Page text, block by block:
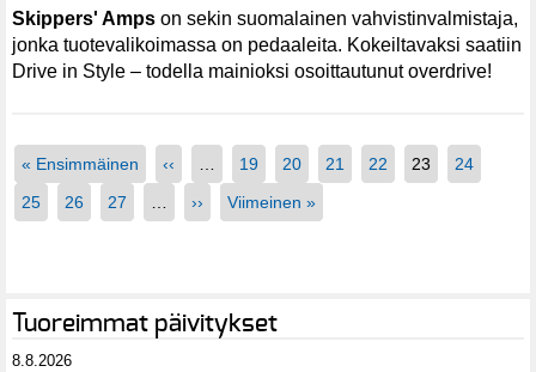
Skippers' Amps on sekin suomalainen vahvistinvalmistaja,
jonka tuotevalikoimassa on pedaaleita. Kokeiltavaksi saatiin
Drive in Style – todella mainioksi osoittautunut overdrive!
« Ensimmäinen ‹‹ 19 20 21 22 23
24
25
26 27 ›› Viimeinen »
Tuoreimmat päivitykset
8.8.2026